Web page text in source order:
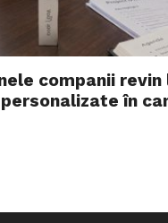
companii
personalizate în